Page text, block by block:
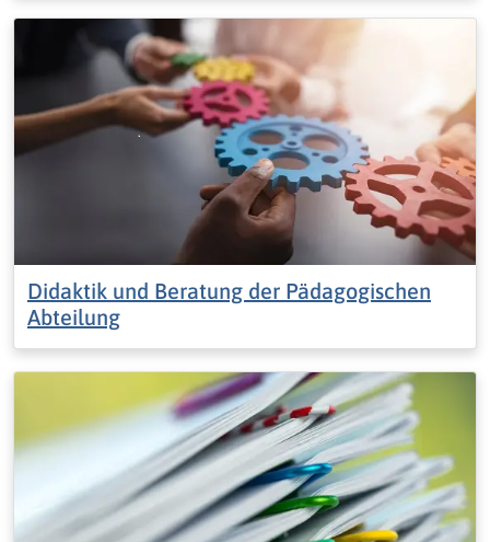
Didaktik und Beratung der Pädagogischen
Abteilung